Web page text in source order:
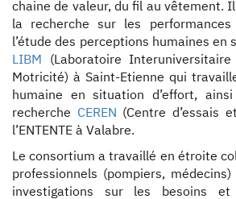
chaine de valeur, du fil au vêtement.
la recherche sur les
l’étude des perceptions humaines en
LIBM (Laboratoire
Motricité) à Saint-Etienne qui
humaine en situation d’effort,
recherche CEREN (Centre d’essais
l’ENTENTE à Valabre.
Le consortium a travaillé en étroite
professionnels (pompiers,
investigations sur les besoins et